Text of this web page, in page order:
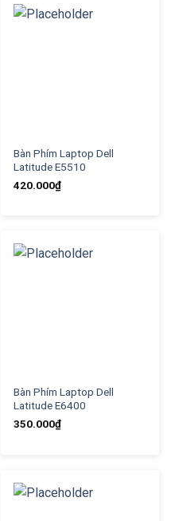
Bàn Phím Laptop Dell
Latitude E5510
420.000₫
Bàn Phím Laptop Dell
Latitude E6400
350.000₫